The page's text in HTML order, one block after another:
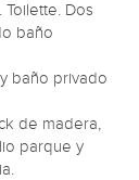
Dos
baño
baño privado
de madera,
parque y